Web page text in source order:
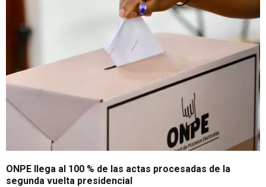
ONPE llega al 100 % de las actas procesadas de la
segunda vuelta presidencial